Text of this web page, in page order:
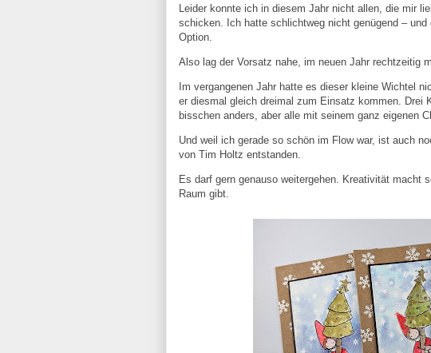
Leider konnte ich in diesem Jahr nicht allen, die mir
schicken. Ich hatte schlichtweg nicht genügend –
Option.
Also lag der Vorsatz nahe, im neuen Jahr rechtzeitig
Im vergangenen Jahr hatte es dieser kleine Wichtel
er diesmal gleich dreimal zum Einsatz kommen. Drei
bisschen anders, aber alle mit seinem ganz eigenen
Und weil ich gerade so schön im Flow war, ist auch
von Tim Holtz entstanden.
Es darf gern genauso weitergehen. Kreativität macht
Raum gibt.